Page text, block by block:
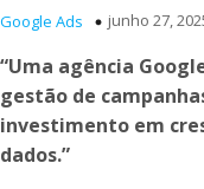
Google Ads junho 27,
“Uma agência
gestão de
investimento em
dados.”